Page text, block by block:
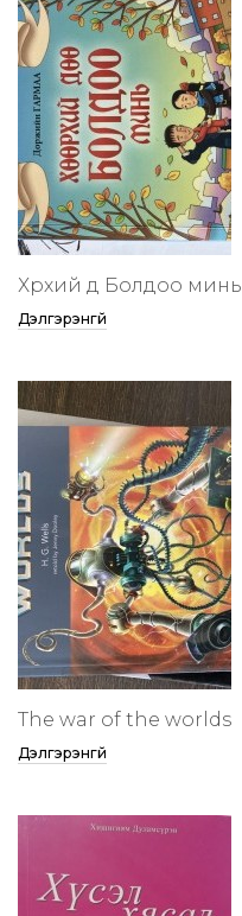
Хөөрхий дөө Болдоо минь
Дэлгэрэнгүй
The war of the worlds
Дэлгэрэнгүй